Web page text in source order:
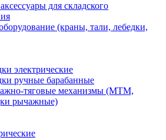
для складского
(краны, тали, лебедки,
электрические
ручные барабанные
тяговые механизмы (МТМ,
рычажные)